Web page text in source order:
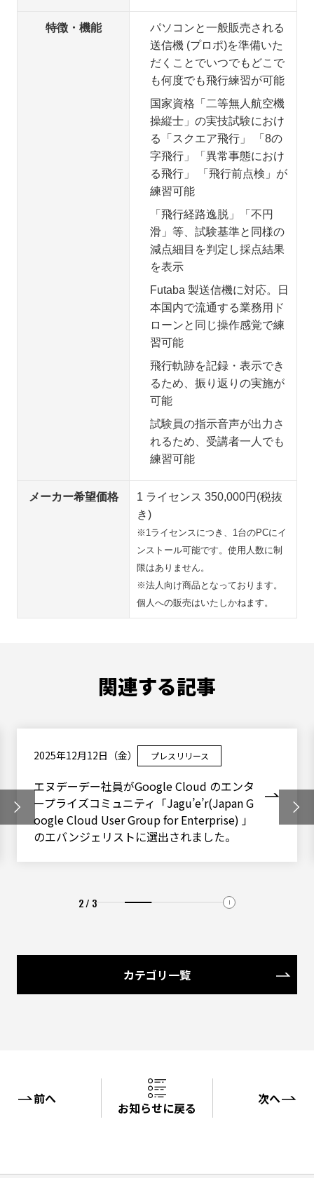
特徴・機能
パソコンと一般販売される
送信機 (プロポ)を準備いた
だくことでいつでもどこで
も何度でも飛行練習が可能
国家資格「二等無人航空機
操縦士」の実技試験におけ
る「スクエア飛行」 「8の
字飛行」「異常事態におけ
る飛行」 「飛行前点検」が
練習可能
「飛行経路逸脱」「不円
滑」等、試験基準と同様の
減点細目を判定し採点結果
を表示
Futaba 製送信機に対応。日
本国内で流通する業務用ド
ローンと同じ操作感覚で練
習可能
飛行軌跡を記録・表示でき
るため、振り返りの実施が
可能
試験員の指示音声が出力さ
れるため、受講者一人でも
練習可能
メーカー希望価格
1 ライセンス 350,000円(税抜
き)
※1ライセンスにつき、1台のPCにイ
ンストール可能です。使用人数に制
限はありません。
※法人向け商品となっております。
個人への販売はいたしかねます。
関連する記事
2025年12月12日（金） プレスリリース
エヌデーデー社員がGoogle Cloud のエンタ
ープライズコミュニティ「Jagu’e’r(Japan G
oogle Cloud User Group for Enterprise) 」
のエバンジェリストに選出されました。
2 / 3
カテゴリ一覧
前へ
お知らせに戻る
次へ